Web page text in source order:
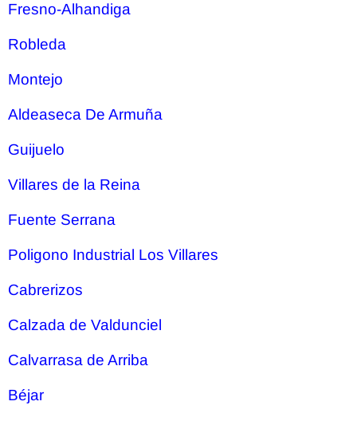
Fresno-Alhandiga
Robleda
Montejo
Aldeaseca De Armuña
Guijuelo
Villares de la Reina
Fuente Serrana
Poligono Industrial Los Villares
Cabrerizos
Calzada de Valdunciel
Calvarrasa de Arriba
Béjar